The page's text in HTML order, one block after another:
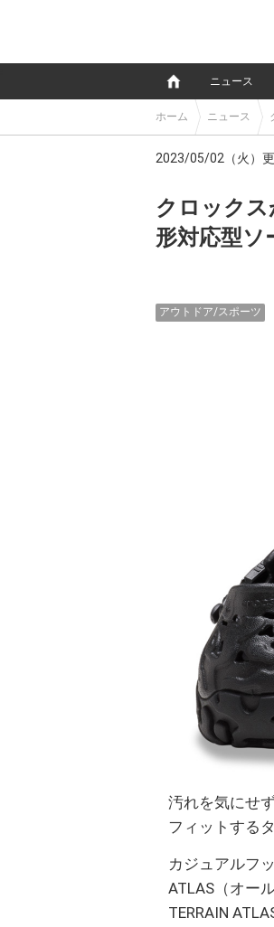
ニュース
ホーム ニュース
2023/05/02（火）
クロック
形対応型ソ
アウトドア/スポーツ
汚れを気にせ
フィットする
カジュアルフ
ATLAS（オー
TERRAIN